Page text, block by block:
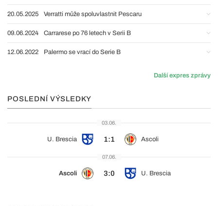
20.05.2025 Verratti může spoluvlastnit Pescaru
09.06.2024 Carrarese po 76 letech v Serii B
12.06.2022 Palermo se vrací do Serie B
Další expres zprávy
POSLEDNÍ VÝSLEDKY
03.06.
U. Brescia 1:1 Ascoli
07.06.
Ascoli 3:0 U. Brescia